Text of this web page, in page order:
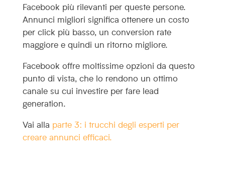
Facebook più rilevanti per queste persone.
Annunci migliori significa ottenere un costo
per click più basso, un conversion rate
maggiore e quindi un ritorno migliore.
Facebook offre moltissime opzioni da questo
punto di vista, che lo rendono un ottimo
canale su cui investire per fare lead
generation.
Vai alla parte 3: i trucchi degli esperti per
creare annunci efficaci.